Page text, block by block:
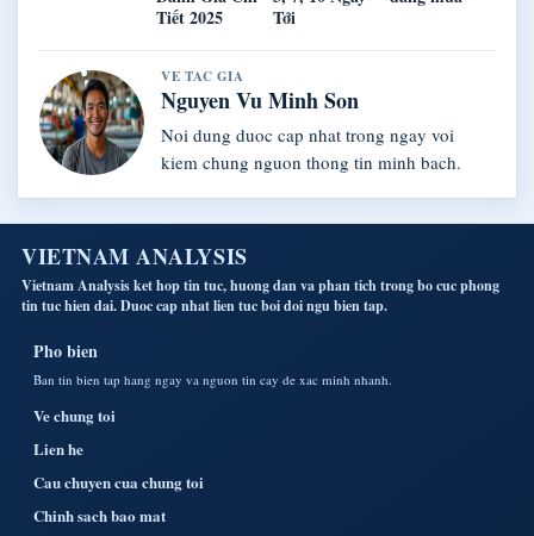
Tiết 2025
Tới
VE TAC GIA
Nguyen Vu Minh Son
Noi dung duoc cap nhat trong ngay voi
kiem chung nguon thong tin minh bach.
VIETNAM ANALYSIS
Vietnam Analysis ket hop tin tuc, huong dan va phan tich trong bo cuc phong
tin tuc hien dai. Duoc cap nhat lien tuc boi doi ngu bien tap.
Pho bien
Ban tin bien tap hang ngay va nguon tin cay de xac minh nhanh.
Ve chung toi
Lien he
Cau chuyen cua chung toi
Chinh sach bao mat